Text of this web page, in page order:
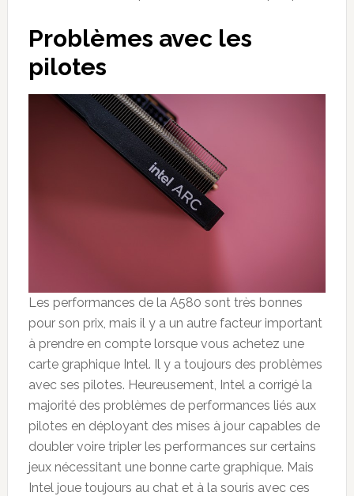
Problèmes avec les
pilotes
Les performances de la A580 sont très bonnes
pour son prix, mais il y a un autre facteur important
à prendre en compte lorsque vous achetez une
carte graphique Intel. Il y a toujours des problèmes
avec ses pilotes. Heureusement, Intel a corrigé la
majorité des problèmes de performances liés aux
pilotes en déployant des mises à jour capables de
doubler voire tripler les performances sur certains
jeux nécessitant une bonne carte graphique. Mais
Intel joue toujours au chat et à la souris avec ces